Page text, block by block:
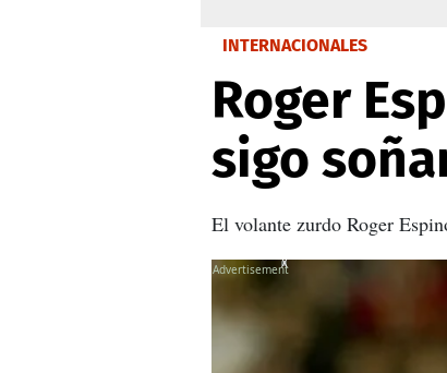
INTERNACIONALES
Roger
sigo
El volante zurdo Roger
X